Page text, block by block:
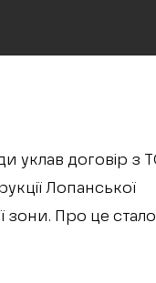
уклав договір з
Лопанської
зони. Про це стало